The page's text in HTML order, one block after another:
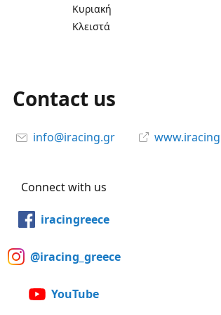
Κυριακή
Κλειστά
Contact us
info@iracing.gr
Connect with us
iracingreece
@iracing_greece
YouTube